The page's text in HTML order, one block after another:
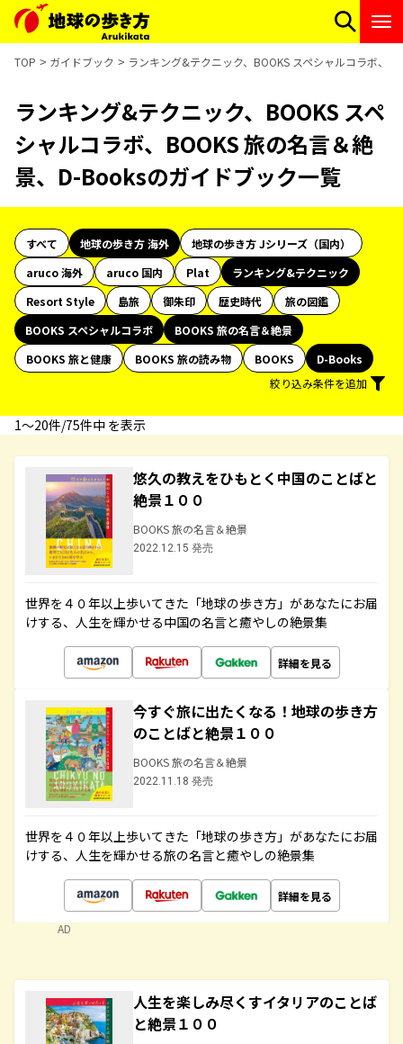
TOP ガイドブック ランキング&テクニック、BOOKS スペシャルコラボ、
ランキング&テクニック、BOOKS スペ
シャルコラボ、BOOKS 旅の名言＆絶
景、D-Booksのガイドブック一覧
すべて 地球の歩き方 海外
地球の歩き方 Jシリーズ（国内）
aruco 海外
aruco 国内 Plat
ランキング&テクニック
Resort Style
島旅 御朱印 歴史時代
旅の図鑑
BOOKS スペシャルコラボ
BOOKS 旅の名言＆絶景
BOOKS 旅と健康
BOOKS 旅の読み物 BOOKS
D-Books
絞り込み条件を追加
1〜20件/75件中 を表示
悠久の教えをひもとく中国のことばと
絶景１００
BOOKS 旅の名言＆絶景
2022.12.15 発売
世界を４０年以上歩いてきた「地球の歩き方」があなたにお届
けする、人生を輝かせる中国の名言と癒やしの絶景集
詳細を見る
今すぐ旅に出たくなる！地球の歩き方
のことばと絶景１００
BOOKS 旅の名言＆絶景
2022.11.18 発売
世界を４０年以上歩いてきた「地球の歩き方」があなたにお届
けする、人生を輝かせる旅の名言と癒やしの絶景集
詳細を見る
AD
人生を楽しみ尽くすイタリアのことば
と絶景１００